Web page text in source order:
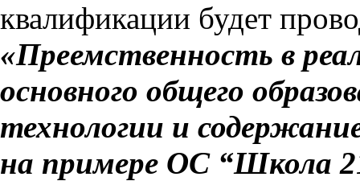
квалификации будет
«Преемственность в
основного общего
технологии и
на примере ОС “Школа